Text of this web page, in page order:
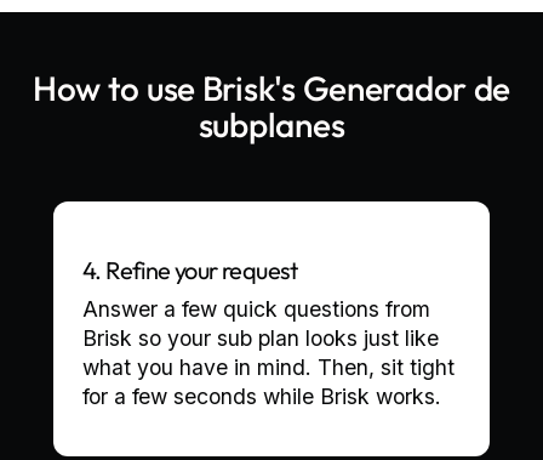
How to use Brisk's Generador de
subplanes
4. Refine your request
Answer a few quick questions from
Brisk so your sub plan looks just like
what you have in mind. Then, sit tight
for a few seconds while Brisk works.